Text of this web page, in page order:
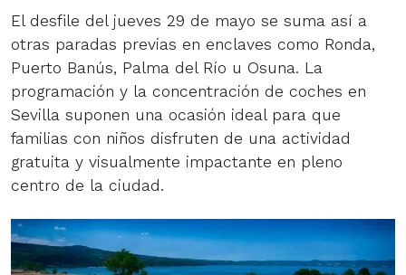
El desfile del jueves 29 de mayo se suma así a
otras paradas previas en enclaves como Ronda,
Puerto Banús, Palma del Río u Osuna. La
programación y la concentración de coches en
Sevilla suponen una ocasión ideal para que
familias con niños disfruten de una actividad
gratuita y visualmente impactante en pleno
centro de la ciudad.